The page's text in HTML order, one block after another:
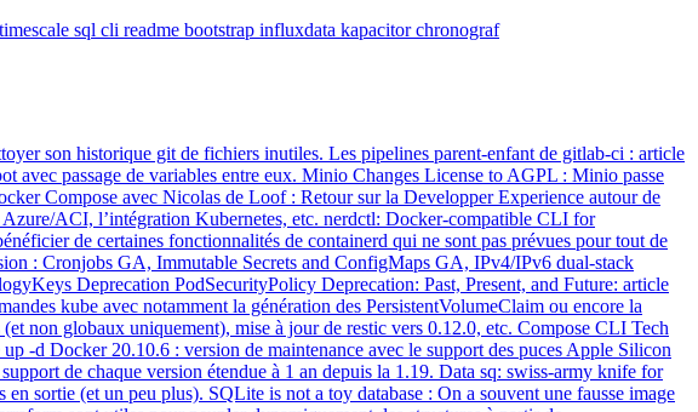
timescale sql cli readme bootstrap influxdata kapacitor chronograf
son historique git de fichiers inutiles. Les pipelines parent-enfant de gitlab-ci : article
avec passage de variables entre eux. Minio Changes License to AGPL : Minio passe
Compose avec Nicolas de Loof : Retour sur la Developper Experience autour de
ACI, l’intégration Kubernetes, etc. nerdctl: Docker-compatible CLI for
de certaines fonctionnalités de containerd qui ne sont pas prévues pour tout de
: Cronjobs GA, Immutable Secrets and ConfigMaps GA, IPv4/IPv6 dual-stack
Deprecation PodSecurityPolicy Deprecation: Past, Present, and Future: article
kube avec notamment la génération des PersistentVolumeClaim ou encore la
non globaux uniquement), mise à jour de restic vers 0.12.0, etc. Compose CLI Tech
-d Docker 20.10.6 : version de maintenance avec le support des puces Apple Silicon
de chaque version étendue à 1 an depuis la 1.19. Data sq: swiss-army knife for
sortie (et un peu plus). SQLite is not a toy database : On a souvent une fausse image